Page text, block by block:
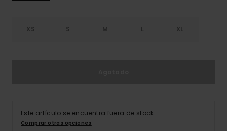
XS S M L XL
Este artículo se encuentra fuera de stock.
Comprar otras opciones